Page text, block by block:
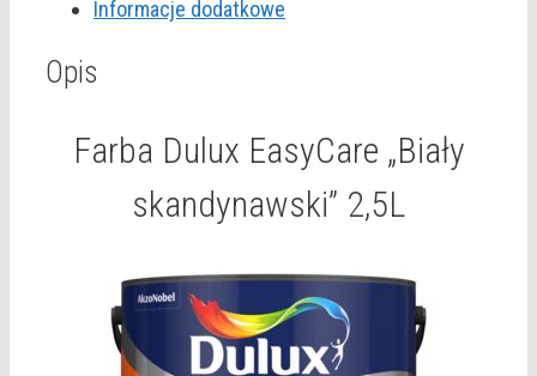
2,5L
Informacje dodatkowe
Opis
Farba Dulux EasyCare „Biały
skandynawski” 2,5L